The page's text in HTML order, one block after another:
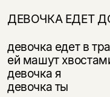
ДЕВОЧКА ЕДЕТ
девочка едет в
ей машут
девочка я
девочка ты